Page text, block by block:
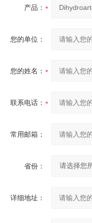
产品：
您的单位：
您的姓名：
联系电话：
常用邮箱：
省份：
详细地址：